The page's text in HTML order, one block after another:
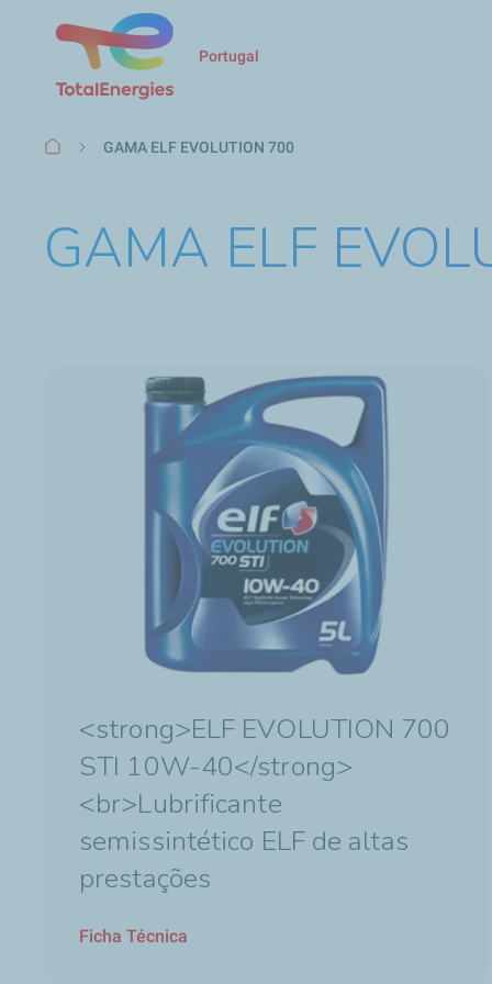
Portugal
NavegaçãoGAMA ELF EVOLUTION 700
GAMA ELF
<strong>ELF EVOLUTION 700
STI 10W-40</strong>
<br>Lubrificante
semissintético ELF de altas
prestações
Ficha Técnica